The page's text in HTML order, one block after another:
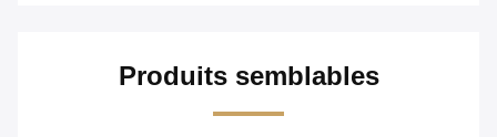
Produits semblables